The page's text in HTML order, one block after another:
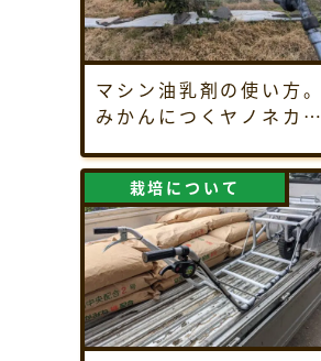
マシン油乳剤の使い方。
みかんにつくヤノネカイ
薬散布のやり方を解説！
栽培について